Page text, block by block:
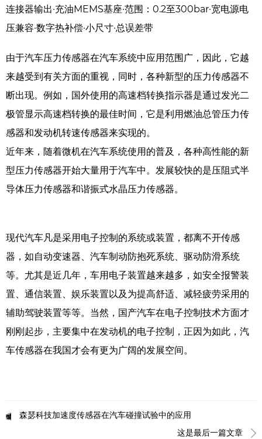
连接器输出·充油MEMS基座·范围：0.2至300bar·宽电源电
压兼容·数字热补偿·小尺寸·总误差带
由于汽车压力传感器在汽车系统中应用范围广，因此，它越
来越受到有关方面的重视，同时，各种新型的压力传感器不
断出现。例如，国外使用的高速档转换指示器是通过发光二
极管显示高速档转换的最佳时间，它是利用燃油总管压力传
感器和发动机转速传感器来实现的。
近年来，随着微机在汽车系统使用的普及，各种高性能的新
型压力传感器开始大量用于汽车中。发展较快的是压阻式半
导体压力传感器和谐振式水晶压力传感器。
现代汽车凡是采用电子控制的系统或装置，都离不开传感
器，如自动变速器、汽车制动防抱死系统、驱动防滑系统
等。尤其是近几年，车用电子装置越来越多，如安全报警装
置、通信装置、娱乐装置以及为提高舒适、减轻疲劳采用的
辅助驾驶装置等等。当然，国产汽车在电子控制技术方面才
刚刚起步，主要集中在发动机的电子控制，正因为如此，汽
车传感器在我国才会有更为广阔的发展空间。
森瑟科技加速度传感器在汽车碰撞试验中的应用
这是最后一篇文章